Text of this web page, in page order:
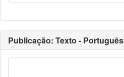
Publicação: Texto - Português